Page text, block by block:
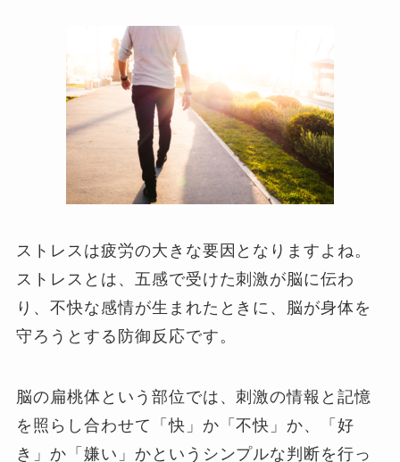
ストレスは疲労の大きな要因となりますよね。
ストレスとは、五感で受けた刺激が脳に伝わ
り、不快な感情が生まれたときに、脳が身体を
守ろうとする防御反応です。
脳の扁桃体という部位では、刺激の情報と記憶
を照らし合わせて「快」か「不快」か、「好
き」か「嫌い」かというシンプルな判断を行っ